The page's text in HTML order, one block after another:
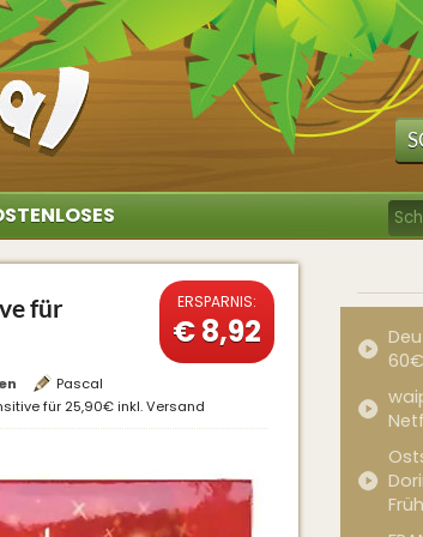
für
ERSPARNIS:
€ 8,92
Pascal
für 25,90€ inkl. Versand